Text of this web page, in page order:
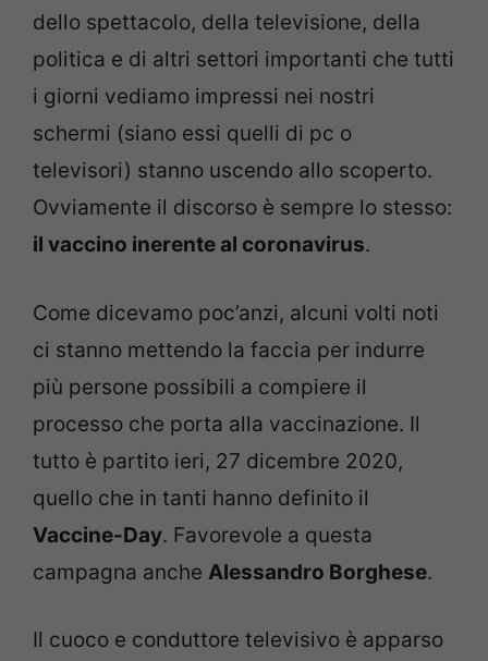
dello spettacolo, della televisione, della
politica e di altri settori importanti che tutti
i giorni vediamo impressi nei nostri
schermi (siano essi quelli di pc o
televisori) stanno uscendo allo scoperto.
Ovviamente il discorso è sempre lo stesso:
il vaccino inerente al coronavirus.
Come dicevamo poc’anzi, alcuni volti noti
ci stanno mettendo la faccia per indurre
più persone possibili a compiere il
processo che porta alla vaccinazione. Il
tutto è partito ieri, 27 dicembre 2020,
quello che in tanti hanno definito il
Vaccine-Day. Favorevole a questa
campagna anche Alessandro Borghese.
Il cuoco e conduttore televisivo è apparso